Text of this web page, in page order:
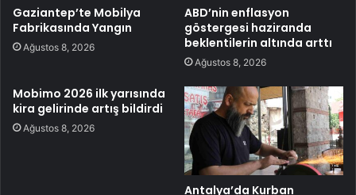
Gaziantep’te Mobilya
Fabrikasında Yangın
Ağustos 8, 2026
ABD’nin enflasyon
göstergesi haziranda
beklentilerin altında arttı
Ağustos 8, 2026
Mobimo 2026 ilk yarısında
kira gelirinde artış bildirdi
Ağustos 8, 2026
Antalya’da Kurban